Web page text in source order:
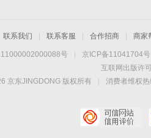
联系我们 联系客服 合作招商 商家
号 京ICP备11041704号
互联网出版许
京东JINGDONG 版权所有 消费者维权